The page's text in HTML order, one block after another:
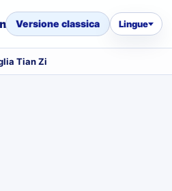
Versione classica Lingue
Tian Zi